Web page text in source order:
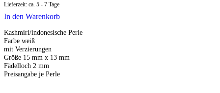
Lieferzeit: ca. 5 - 7 Tage
In den Warenkorb
Kashmiri/indonesische Perle
Farbe weiß
mit Verzierungen
Größe 15 mm x 13 mm
Fädelloch 2 mm
Preisangabe je Perle